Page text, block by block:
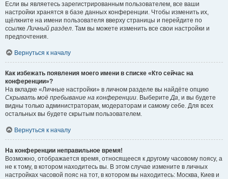
Если вы являетесь зарегистрированным пользователем, все ваши
настройки хранятся в базе данных конференции. Чтобы изменить их,
щёлкните на имени пользователя вверху страницы и перейдите по
ссылкеЛичный раздел. Там вы можете изменить все свои настройки и
предпочтения.
Вернуться к началу
Как избежать появления моего имени в списке «Кто сейчас на
конференции»?
На вкладке «Личные настройки» в личном разделе вы найдёте опцию
Скрывать моё пребывание на конференции. ВыберитеДа, и вы будете
видны только администраторам, модераторам и самому себе. Для всех
остальных вы будете скрытым пользователем.
Вернуться к началу
На конференции неправильное время!
Возможно, отображается время, относящееся к другому часовому поясу, а
не к тому, в котором находитесь вы. В этом случае измените в личных
настройках часовой пояс на тот, в котором вы находитесь: Москва, Киев и